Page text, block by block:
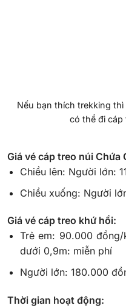
Nếu bạn thích trekking
có thể đi cáp
Giá vé cáp treo núi Chứa
Chiều lên: Người lớn:
Chiều xuống: Người
Giá vé cáp treo khứ hồi:
Trẻ em: 90.000
dưới 0,9m: miễn phí
Người lớn: 180.000
Thời gian hoạt động: